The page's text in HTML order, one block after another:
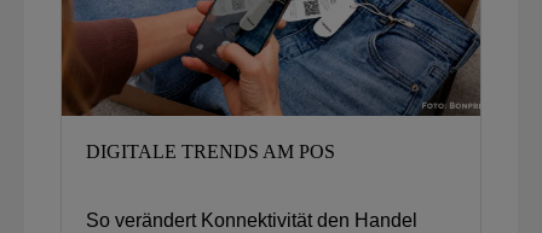
DIGITALE TRENDS AM POS
So verändert Konnektivität den Handel